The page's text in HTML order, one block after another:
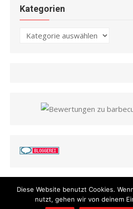
Kategorien
Kategorien
© 2026 Barbecue Rezepte/ Powered
Diese Website benutzt Cookies.
nutzt, gehen wir von deinem